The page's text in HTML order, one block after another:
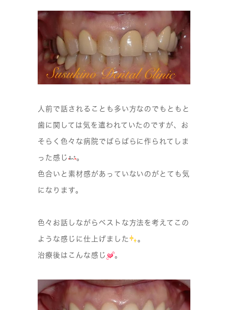
人前で話されることも多い方なのでもともと
歯に関しては気を遣われていたのですが、お
そらく色々な病院でばらばらに作られてしま
った感じ 。
色合いと素材感があっていないのがとても気
になります。
色々お話しながらベストな方法を考えてこの
ような感じに仕上げました 。
治療後はこんな感じ 。